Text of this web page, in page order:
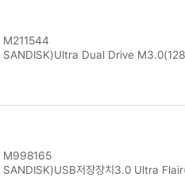
M211544
SANDISK)Ultra Dual Drive
M998165
SANDISK)USB저장장치3.0 Ultra